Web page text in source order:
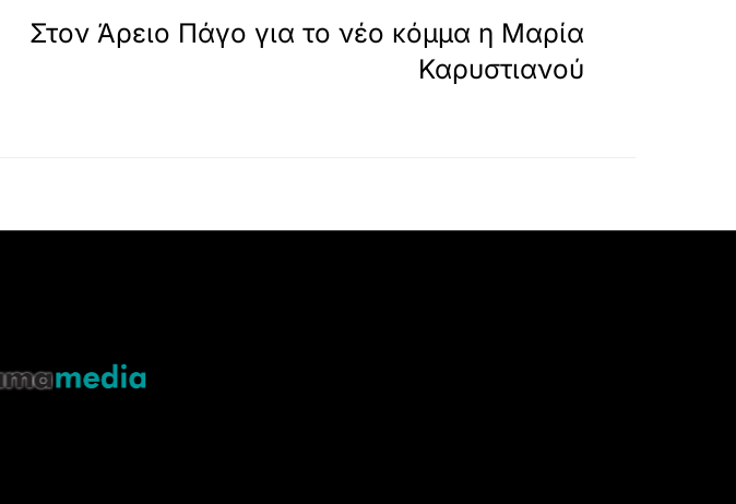
Στον Άρειο Πάγο για το νέο κόμμα η Μαρία
Καρυστιανού
Top